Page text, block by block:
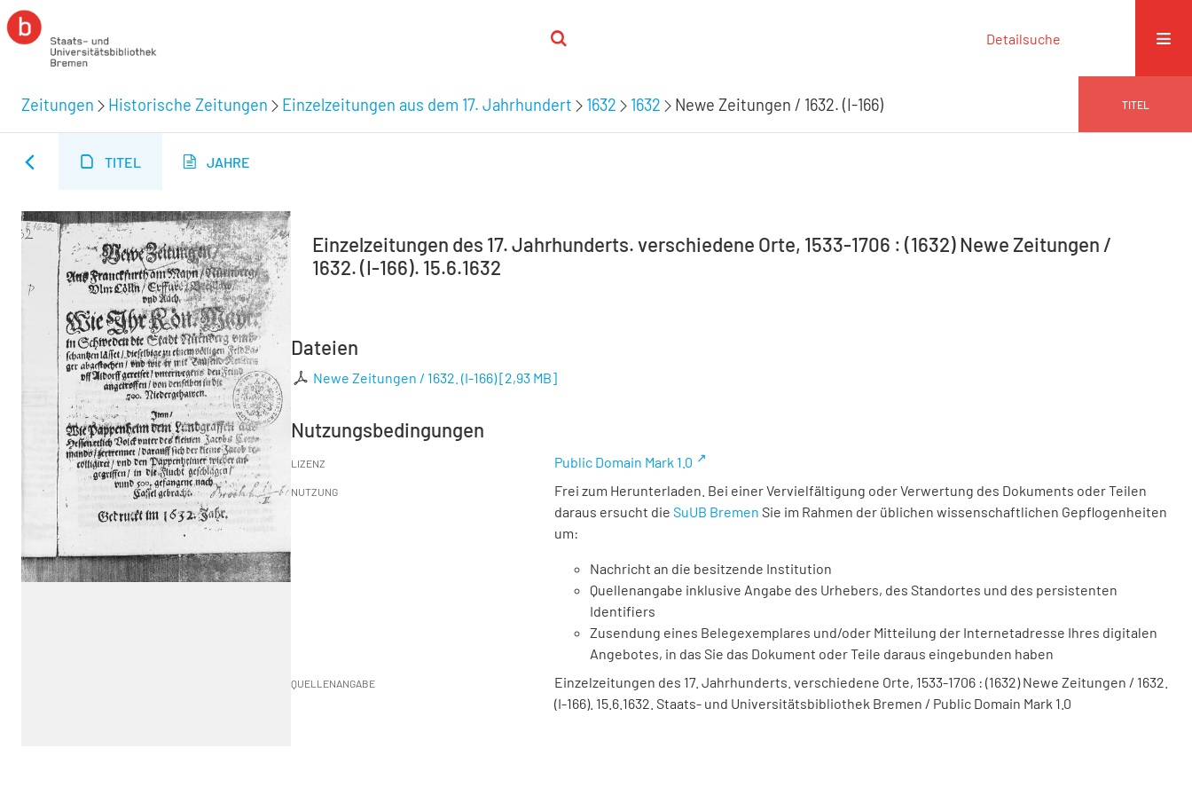
Detailsuche
Zeitungen Historische Zeitungen Einzelzeitungen aus dem 17. Jahrhundert 1632 1632 Newe Zeitungen / 1632. (I-166) TITEL
TITEL JAHRE
Einzelzeitungen des 17. Jahrhunderts. verschiedene Orte, 1533-1706 : (1632) Newe Zeitungen /
1632. (I-166). 15.6.1632
Dateien
Newe Zeitungen / 1632. (I-166)[2,93 MB]
Nutzungsbedingungen
LIZENZ Public Domain Mark 1.0
NUTZUNG
Frei zum Herunterladen. Bei einer Vervielfältigung oder Verwertung des Dokuments oder Teilen
daraus ersucht die SuUB Bremen Sie im Rahmen der üblichen wissenschaftlichen Gepflogenheiten
um:
Nachricht an die besitzende Institution
Quellenangabe inklusive Angabe des Urhebers, des Standortes und des persistenten
Identifiers
Zusendung eines Belegexemplares und/oder Mitteilung der Internetadresse Ihres digitalen
Angebotes, in das Sie das Dokument oder Teile daraus eingebunden haben
QUELLENANGABE
Einzelzeitungen des 17. Jahrhunderts. verschiedene Orte, 1533-1706 : (1632) Newe Zeitungen / 1632.
(I-166). 15.6.1632. Staats- und Universitätsbibliothek Bremen / Public Domain Mark 1.0